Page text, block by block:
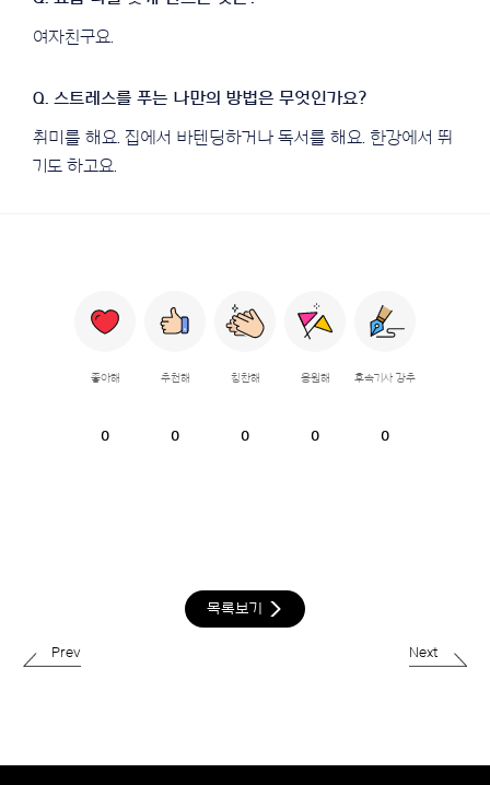
여자친구요.
취미를 해요. 집에서 바텐딩하거나 독서를 해요. 한강에서 뛰
기도 하고요.
좋아해
0
추천해
0
칭찬해
0
응원해
0
후속기사 강추
0
목록보기
Prev Next